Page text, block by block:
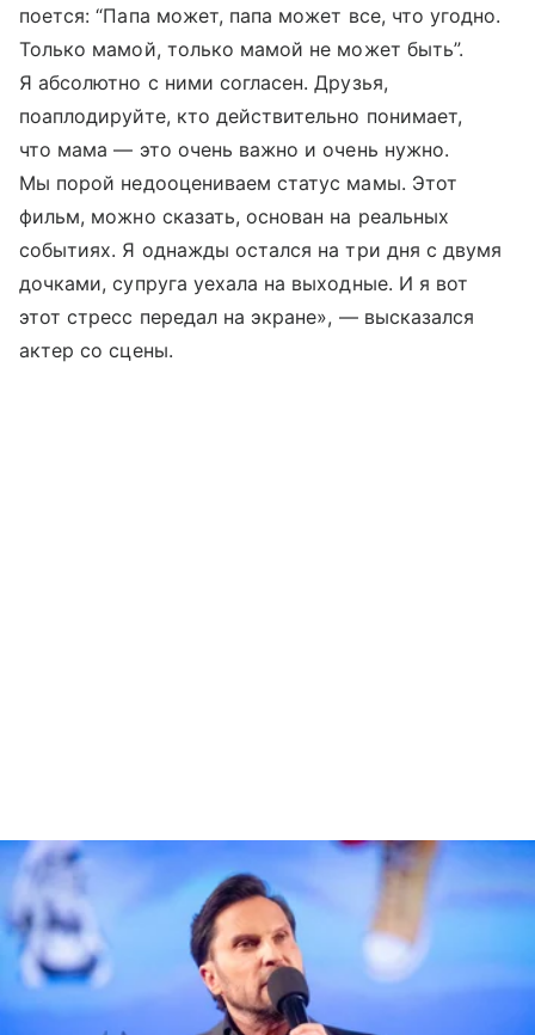
поется: “Папа может, папа может все, что угодно.
Только мамой, только мамой не может быть”.
Я абсолютно с ними согласен. Друзья,
поаплодируйте, кто действительно понимает,
что мама — это очень важно и очень нужно.
Мы порой недооцениваем статус мамы. Этот
фильм, можно сказать, основан на реальных
событиях. Я однажды остался на три дня с двумя
дочками, супруга уехала на выходные. И я вот
этот стресс передал на экране», — высказался
актер со сцены.